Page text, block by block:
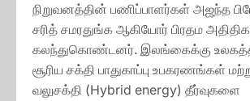
நிறுவனத்தின் பணிப்பாளர்கள் அஜந்த
சரித் சமரதுங்க ஆகியோர் பிரதம
கலந்துகொண்டனர். இலங்கைக்கு
சூரிய சக்தி பாதுகாப்பு உபகரணங்கள்
வலுசக்தி (Hybrid energy) தீர்வுகளை